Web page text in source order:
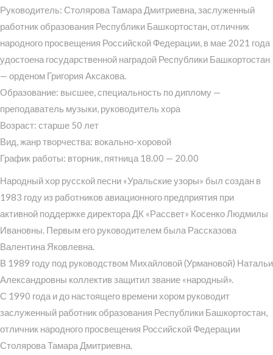
Руководитель: Столярова Тамара Дмитриевна, заслуженный
работник образования Республики Башкортостан, отличник
народного просвещения Российской Федерации, в мае 2021 года
удостоена государственной наградой Республики Башкортостан
— орденом Григория Аксакова.
Образование: высшее, специальность по диплому —
преподаватель музыки, руководитель хора
Возраст: старше 50 лет
Вид, жанр творчества: вокально-хоровой
График работы: вторник, пятница 18.00 — 20.00
Народный хор русской песни «Уральские узоры» был создан в
1983 году из работников авиационного предприятия при
активной поддержке директора ДК «Рассвет» Косенко Людмилы
Ивановны. Первым его руководителем была Рассказова
Валентина Яковлевна.
В 1989 году под руководством Михайловой (Урмановой) Натальи
Александровны коллектив защитил звание «народный».
С 1990 года и до настоящего времени хором руководит
заслуженный работник образования Республики Башкортостан,
отличник народного просвещения Российской Федерации
Столярова Тамара Дмитриевна.